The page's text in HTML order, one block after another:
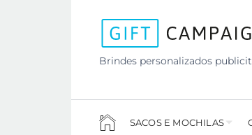
Brindes personalizados
SACOS E MOCHILAS